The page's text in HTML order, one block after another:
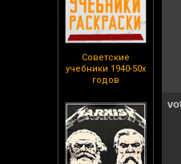
Советские
учебники 1940-50х
годов